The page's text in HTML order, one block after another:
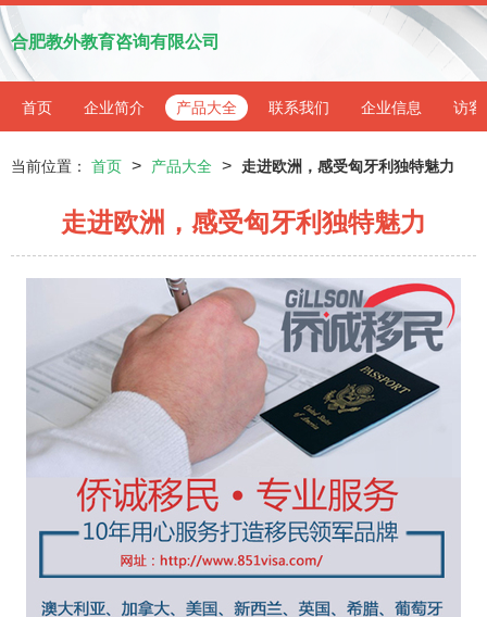
合肥教外教育咨询有限公司
首页 企业简介 产品大全 联系我们 企业信息 访客
当前位置： 首页 > 产品大全 > 走进欧洲，感受匈牙利独特魅力
走进欧洲，感受匈牙利独特魅力